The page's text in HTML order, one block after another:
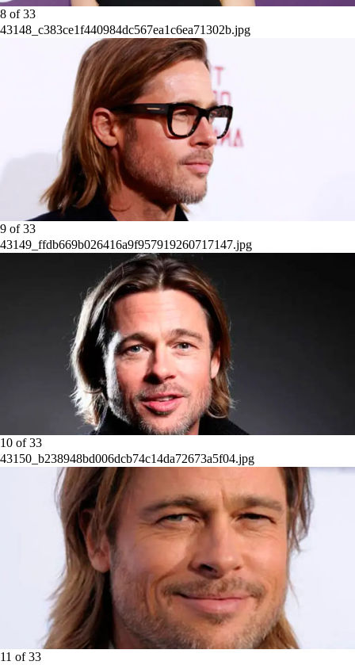
8 of33
43148_c383ce1f440984dc567ea1c6ea71302b.jpg
9 of33
43149_ffdb669b026416a9f957919260717147.jpg
10 of33
43150_b238948bd006dcb74c14da72673a5f04.jpg
11 of33